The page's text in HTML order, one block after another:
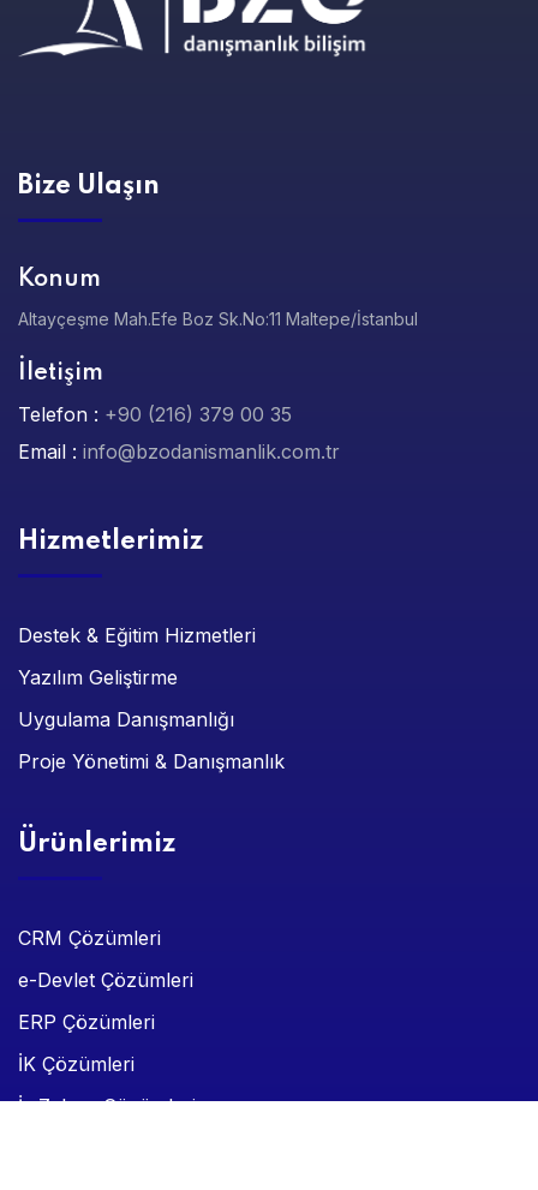
Bize Ulaşın
Konum
Altayçeşme Mah.Efe Boz Sk.No:11 Maltepe/İstanbul
İletişim
Telefon : +90 (216) 379 00 35
Email : info@bzodanismanlik.com.tr
Hizmetlerimiz
Destek & Eğitim Hizmetleri
Yazılım Geliştirme
Uygulama Danışmanlığı
Proje Yönetimi & Danışmanlık
Ürünlerimiz
CRM Çözümleri
e-Devlet Çözümleri
ERP Çözümleri
İK Çözümleri
İş Zekası Çözümleri